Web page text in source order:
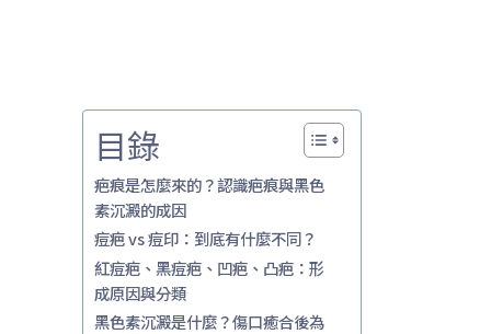
目錄
疤痕是怎麼來的？認識疤痕與黑色
素沉澱的成因
痘疤 vs 痘印：到底有什麼不同？
紅痘疤、黑痘疤、凹疤、凸疤：形
成原因與分類
黑色素沉澱是什麼？傷口癒合後為